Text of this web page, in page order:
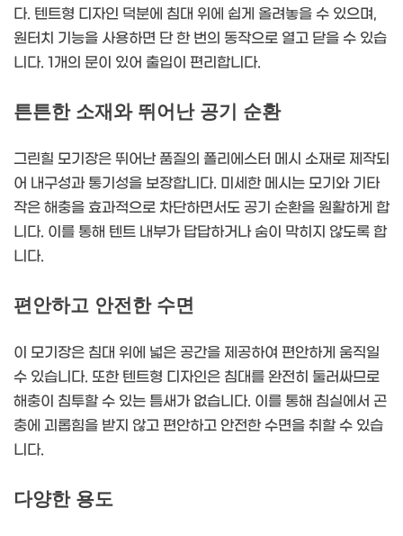
다. 텐트형 디자인 덕분에 침대 위에 쉽게 올려놓을 수 있으며,
원터치 기능을 사용하면 단 한 번의 동작으로 열고 닫을 수 있습
니다. 1개의 문이 있어 출입이 편리합니다.
튼튼한 소재와 뛰어난 공기 순환
그린힐 모기장은 뛰어난 품질의 폴리에스터 메시 소재로 제작되
어 내구성과 통기성을 보장합니다. 미세한 메시는 모기와 기타
작은 해충을 효과적으로 차단하면서도 공기 순환을 원활하게 합
니다. 이를 통해 텐트 내부가 답답하거나 숨이 막히지 않도록 합
니다.
편안하고 안전한 수면
이 모기장은 침대 위에 넓은 공간을 제공하여 편안하게 움직일
수 있습니다. 또한 텐트형 디자인은 침대를 완전히 둘러싸므로
해충이 침투할 수 있는 틈새가 없습니다. 이를 통해 침실에서 곤
충에 괴롭힘을 받지 않고 편안하고 안전한 수면을 취할 수 있습
니다.
다양한 용도